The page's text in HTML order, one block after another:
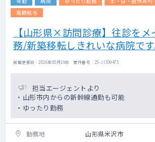
高額給与
【山形県×訪問診療】往診を
務/新築移転しきれいな病院です
掲載更新日 : 2026年05月19日 案件番号 : 25-JI309475
担当エージェントより
・山形市内からの新幹線通勤も可能
・ゆったり勤務
勤務地 山形県米沢市